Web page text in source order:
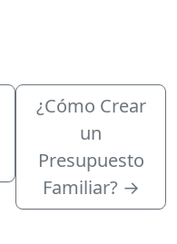
¿Cómo Crear
un
Presupuesto
Familiar? →